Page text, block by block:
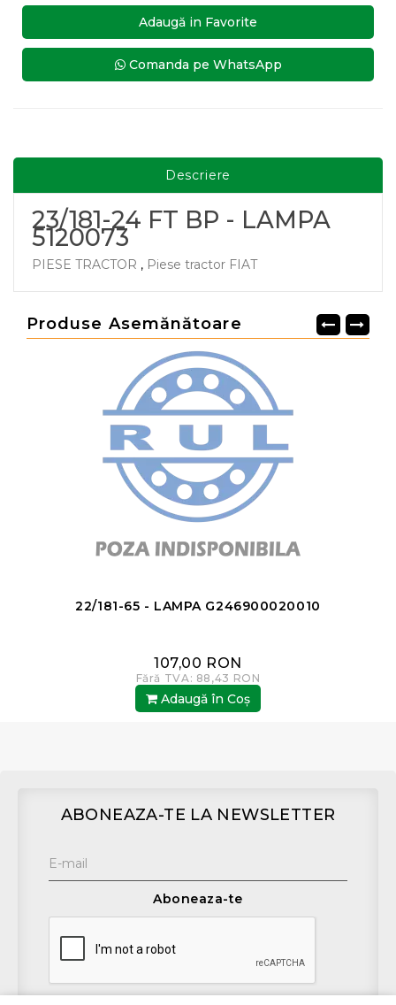
Adaugă in Favorite
Comanda pe WhatsApp
Descriere
23/181-24 FT BP - LAMPA
5120073
PIESE TRACTOR , Piese tractor FIAT
Produse Asemănătoare
22/181-65 - LAMPA G246900020010
107,00 RON
Fără TVA: 88,43 RON
Adaugă în Coş
ABONEAZA-TE LA NEWSLETTER
Aboneaza-te